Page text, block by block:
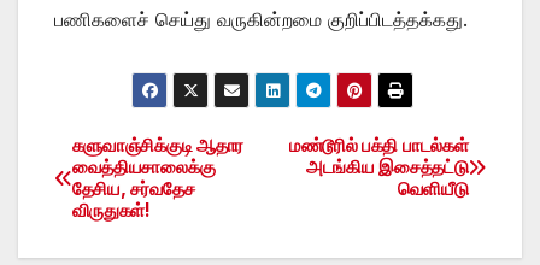
பணிகளைச் செய்து வருகின்றமை குறிப்பிடத்தக்கது.
Post
navigation
மண்டூரில் பக்தி பாடல்கள்
அடங்கிய இசைத்தட்டு
வெளியீடு
களுவாஞ்சிக்குடி ஆதார
வைத்தியசாலைக்கு
தேசிய, சர்வதேச
விருதுகள்!